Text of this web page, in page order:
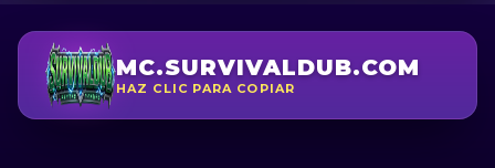
MC.SURVIVALDUB.COM
HAZ CLIC PARA COPIAR